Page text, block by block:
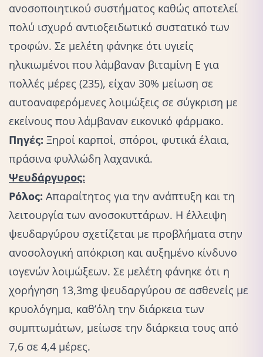
ανοσοποιητικού συστήματος καθώς αποτελεί
πολύ ισχυρό αντιοξειδωτικό συστατικό των
τροφών. Σε μελέτη φάνηκε ότι υγιείς
ηλικιωμένοι που λάμβαναν βιταμίνη Ε για
πολλές μέρες (235), είχαν 30% μείωση σε
αυτοαναφερόμενες λοιμώξεις σε σύγκριση με
εκείνους που λάμβαναν εικονικό φάρμακο.
Πηγές: Ξηροί καρποί, σπόροι, φυτικά έλαια,
πράσινα φυλλώδη λαχανικά.
Ψευδάργυρος:
Ρόλος: Απαραίτητος για την ανάπτυξη και τη
λειτουργία των ανοσοκυττάρων. Η έλλειψη
ψευδαργύρου σχετίζεται με προβλήματα στην
ανοσολογική απόκριση και αυξημένο κίνδυνο
ιογενών λοιμώξεων. Σε μελέτη φάνηκε ότι η
χορήγηση 13,3mg ψευδαργύρου σε ασθενείς με
κρυολόγημα, καθ’όλη την διάρκεια των
συμπτωμάτων, μείωσε την διάρκεια τους από
7,6 σε 4,4 μέρες.